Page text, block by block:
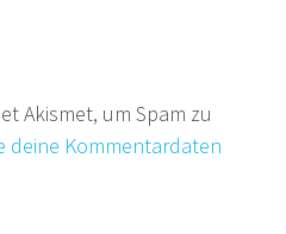
Akismet, um Spam zu
deine Kommentardaten